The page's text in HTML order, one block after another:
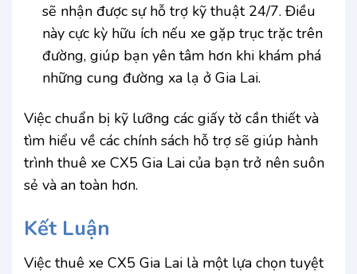
sẽ nhận được sự hỗ trợ kỹ thuật 24/7. Điều
này cực kỳ hữu ích nếu xe gặp trục trặc trên
đường, giúp bạn yên tâm hơn khi khám phá
những cung đường xa lạ ở Gia Lai.
Việc chuẩn bị kỹ lưỡng các giấy tờ cần thiết và
tìm hiểu về các chính sách hỗ trợ sẽ giúp hành
trình thuê xe CX5 Gia Lai của bạn trở nên suôn
sẻ và an toàn hơn.
Kết Luận
Việc thuê xe CX5 Gia Lai là một lựa chọn tuyệt